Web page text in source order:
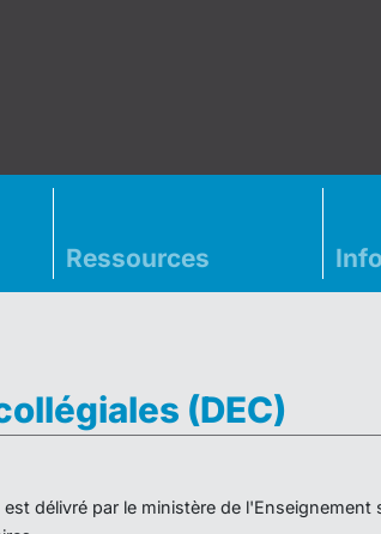
Ressources
(DEC)
délivré par le ministère de